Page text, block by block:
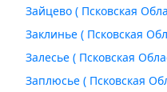
Зайцево ( Псковская
Заклинье ( Псковская
Залесье ( Псковская
Заплюсье ( Псковская